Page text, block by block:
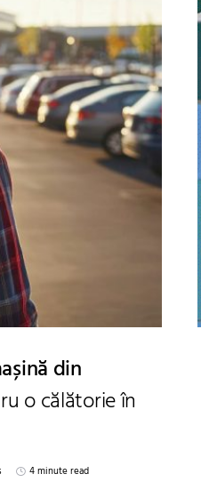
din
o călătorie în
4 minute read